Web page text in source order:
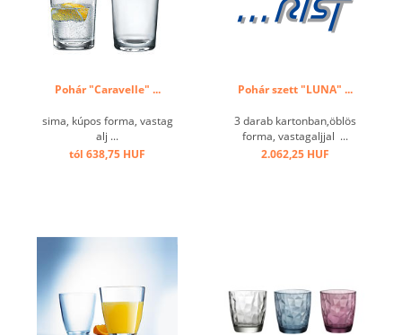
Pohár "Caravelle" ...
sima, kúpos forma, vastag
alj ...
tól 638,75 HUF
Pohár szett "LUNA" ...
3 darab kartonban,öblös
forma, vastagaljjal ...
2.062,25 HUF